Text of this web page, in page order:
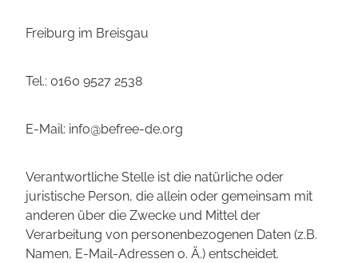
Freiburg im Breisgau
Tel.: 0160 9527 2538
E-Mail: info@befree-de.org
Verantwortliche Stelle ist die natürliche oder
juristische Person, die allein oder gemeinsam mit
anderen über die Zwecke und Mittel der
Verarbeitung von personenbezogenen Daten (z.B.
Namen, E-Mail-Adressen o. Ä.) entscheidet.